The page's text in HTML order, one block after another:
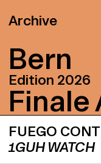
Archive
Bern
Edition 2026
Fi­na­le
FUEGO
1GUH WATCH